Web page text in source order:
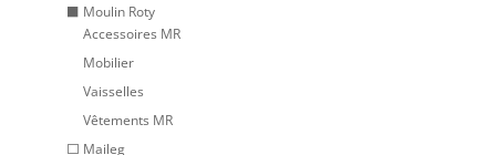
⬛ Moulin Roty
Accessoires MR
Mobilier
Vaisselles
Vêtements MR
⬜ Maileg